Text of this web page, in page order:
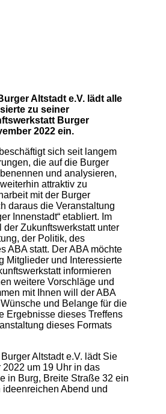
Altstadt e.V. lädt alle
zu seiner
Burger
2022 ein.
sich seit langem
die auf die Burger
und analysieren,
attraktiv zu
mit der Burger
daraus die Veranstaltung
Innenstadt“ etabliert. Im
der Zukunftswerkstatt unter
der Politik, des
ABA statt. Der ABA möchte
Mitglieder und Interessierte
informieren
weitere Vorschläge und
mit Ihnen will der ABA
und Belange für die
Ergebnisse dieses Treffens
dieses Formats
Altstadt e.V. lädt Sie
um 19 Uhr in das
in Burg, Breite Straße 32 ein
Abend und